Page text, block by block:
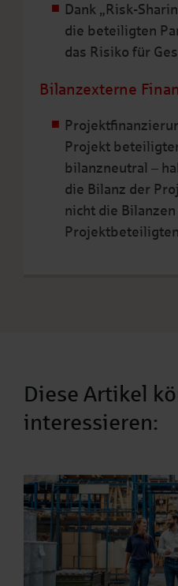
Dank „Risk-
die beteiligten
das Risiko für
Bilanzexterne
Projekt
bilanzneutral –
die Bilanz der
nicht die
Diese Artikel
interessieren: